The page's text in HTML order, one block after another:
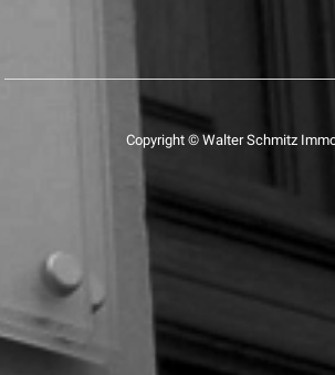
Copyright © Walter Schmitz